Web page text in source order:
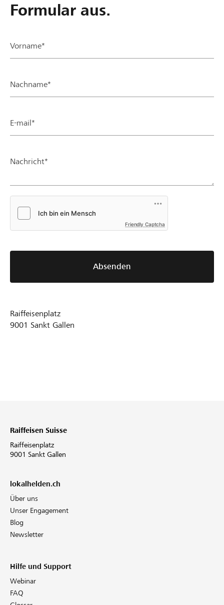
Formular aus.
Vorname*
Nachname*
E-mail*
Nachricht*
Friendly Captcha
Absenden
Raiffeisenplatz
9001 Sankt Gallen
Raiffeisen Suisse
Raiffeisenplatz
9001 Sankt Gallen
lokalhelden.ch
Über uns
Unser Engagement
Blog
Newsletter
Hilfe und Support
Webinar
FAQ